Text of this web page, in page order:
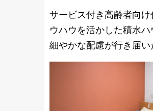
サービス付き高齢者向
ウハウを活かした積水
細やかな配慮が行き届